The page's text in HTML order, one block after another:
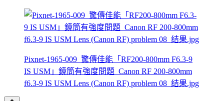
Pixnet-1965-009_驚傳佳能「RF200-800mm F6.3-9
IS USM」鏡筒有強度問題_Canon RF 200-800mm
f6.3-9 IS USM Lens (Canon RF) problem 08_结果.jpg